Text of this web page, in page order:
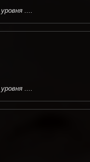
....
....